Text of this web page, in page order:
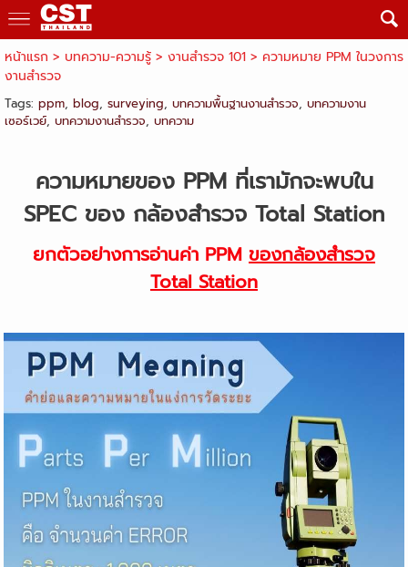
หน้าแรก > บทความ-ความรู้ > งานสำรวจ 101> ความหมาย PPM ในวงการ
งานสำรวจ
Tags: ppm, blog, surveying, บทความพื้นฐานงานสำรวจ, บทความงาน
เซอร์เวย์, บทความงานสำรวจ, บทความ
ความหมายของ PPM ที่เรามักจะพบใน
SPEC ของ กล้องสำรวจ Total Station
ยกตัวอย่างการอ่านค่า PPM ของกล้องสำรวจ
Total Station